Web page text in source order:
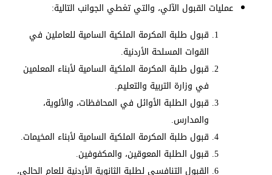
عمليات القبول الآلي، والتي تغطي الجوانب التالية:
قبول طلبة المكرمة الملكية السامية للعاملين في
القوات المسلحة الأردنية.
قبول طلبة المكرمة الملكية السامية لأبناء المعلمين
في وزارة التربية والتعليم.
قبول الطلبة الأوائل في المحافظات، والألوية،
والمدارس.
قبول طلبة المكرمة الملكية السامية لأبناء المخيمات.
قبول الطلبة المعوقين، والمكفوفين.
القبول التنافسي لطلبة الثانوية الأردنية للعام الحالي،